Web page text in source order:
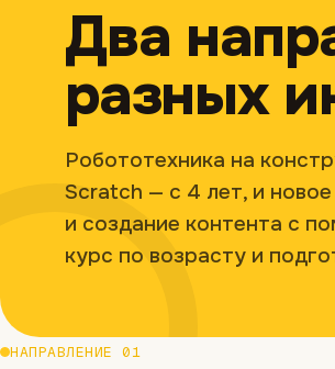
Два
разных
Робототехника на
Scratch — с 4 лет, и
и создание контента с
курс по возрасту и
НАПРАВЛЕНИЕ 01